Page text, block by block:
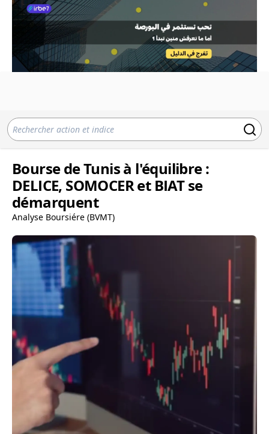
Bourse de Tunis à l'équilibre :
DELICE, SOMOCER et BIAT se
démarquent
Analyse Boursiére (BVMT)